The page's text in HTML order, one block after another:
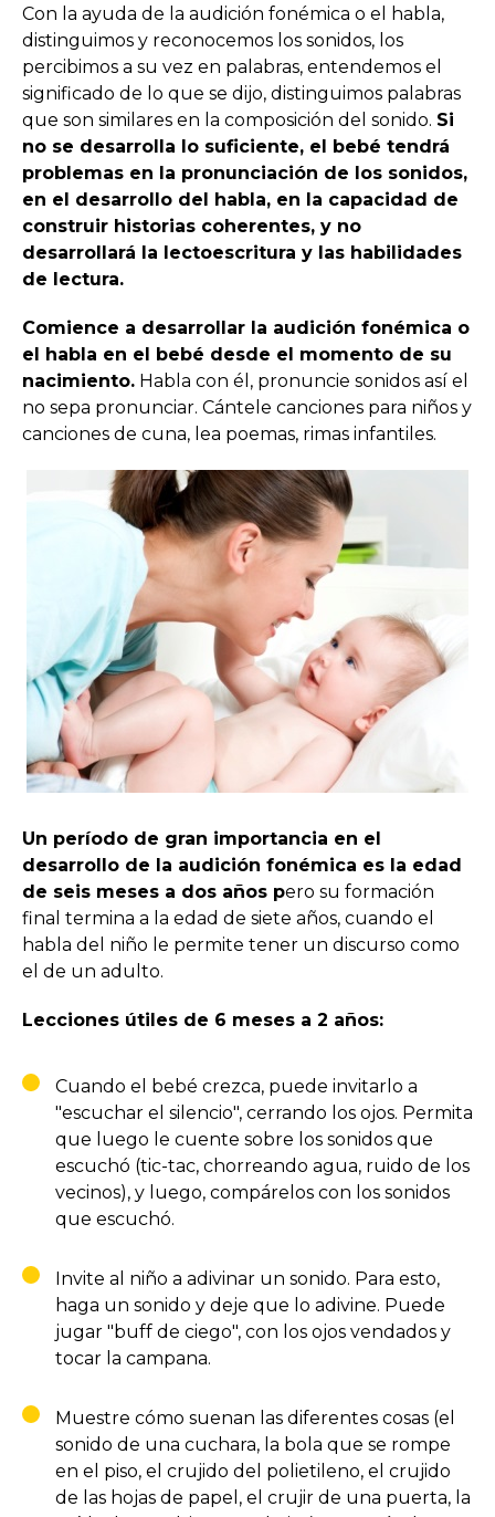
Con la ayuda de la audición fonémica o el habla,
distinguimos y reconocemos los sonidos, los
percibimos a su vez en palabras, entendemos el
significado de lo que se dijo, distinguimos palabras
que son similares en la composición del sonido. Si
no se desarrolla lo suficiente, el bebé tendrá
problemas en la pronunciación de los sonidos,
en el desarrollo del habla, en la capacidad de
construir historias coherentes, y no
desarrollará la lectoescritura y las habilidades
de lectura.
Comience a desarrollar la audición fonémica o
el habla en el bebé desde el momento de su
nacimiento. Habla con él, pronuncie sonidos así el
no sepa pronunciar. Cántele canciones para niños y
canciones de cuna, lea poemas, rimas infantiles.
Un período de gran importancia en el
desarrollo de la audición fonémica es la edad
de seis meses a dos años pero su formación
final termina a la edad de siete años, cuando el
habla del niño le permite tener un discurso como
el de un adulto.
Lecciones útiles de 6 meses a 2 años:
Cuando el bebé crezca, puede invitarlo a
"escuchar el silencio", cerrando los ojos. Permita
que luego le cuente sobre los sonidos que
escuchó (tic-tac, chorreando agua, ruido de los
vecinos), y luego, compárelos con los sonidos
que escuchó.
Invite al niño a adivinar un sonido. Para esto,
haga un sonido y deje que lo adivine. Puede
jugar "buff de ciego", con los ojos vendados y
tocar la campana.
Muestre cómo suenan las diferentes cosas (el
sonido de una cuchara, la bola que se rompe
en el piso, el crujido del polietileno, el crujido
de las hojas de papel, el crujir de una puerta, la